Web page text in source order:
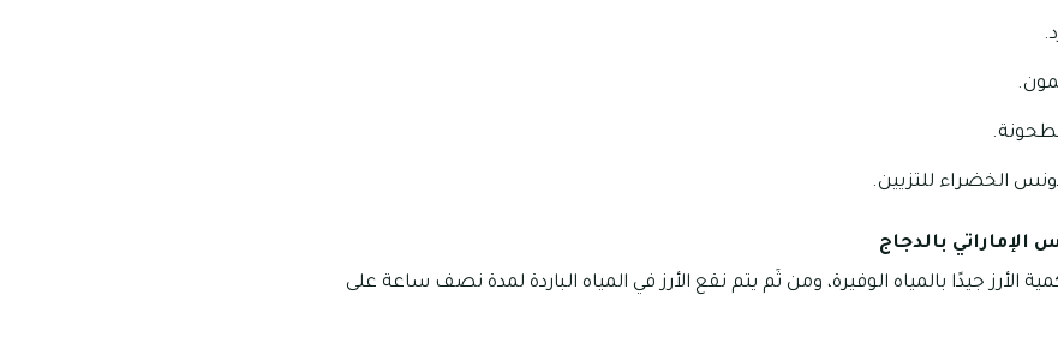
الخضراء للتزيين.
بالدجاج
الأرز جيدًا بالمياه الوفيرة، ومن ثَم يتم نقع الأرز في المياه الباردة لمدة نصف ساعة على